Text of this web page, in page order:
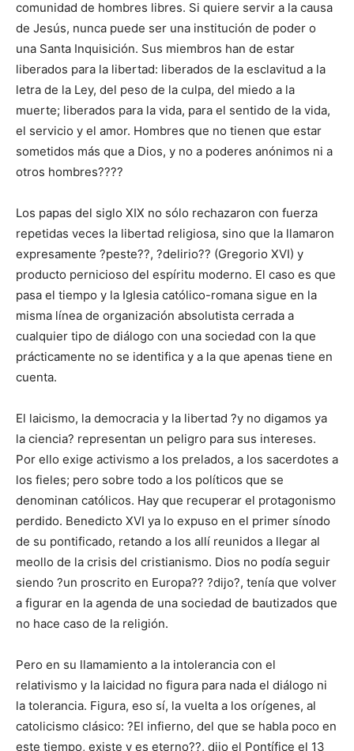
comunidad de hombres libres. Si quiere servir a la causa
de Jesús, nunca puede ser una institución de poder o
una Santa Inquisición. Sus miembros han de estar
liberados para la libertad: liberados de la esclavitud a la
letra de la Ley, del peso de la culpa, del miedo a la
muerte; liberados para la vida, para el sentido de la vida,
el servicio y el amor. Hombres que no tienen que estar
sometidos más que a Dios, y no a poderes anónimos ni a
otros hombres????
Los papas del siglo XIX no sólo rechazaron con fuerza
repetidas veces la libertad religiosa, sino que la llamaron
expresamente ?peste??, ?delirio?? (Gregorio XVI) y
producto pernicioso del espíritu moderno. El caso es que
pasa el tiempo y la Iglesia católico-romana sigue en la
misma línea de organización absolutista cerrada a
cualquier tipo de diálogo con una sociedad con la que
prácticamente no se identifica y a la que apenas tiene en
cuenta.
El laicismo, la democracia y la libertad ?y no digamos ya
la ciencia? representan un peligro para sus intereses.
Por ello exige activismo a los prelados, a los sacerdotes a
los fieles; pero sobre todo a los políticos que se
denominan católicos. Hay que recuperar el protagonismo
perdido. Benedicto XVI ya lo expuso en el primer sínodo
de su pontificado, retando a los allí reunidos a llegar al
meollo de la crisis del cristianismo. Dios no podía seguir
siendo ?un proscrito en Europa?? ?dijo?, tenía que volver
a figurar en la agenda de una sociedad de bautizados que
no hace caso de la religión.
Pero en su llamamiento a la intolerancia con el
relativismo y la laicidad no figura para nada el diálogo ni
la tolerancia. Figura, eso sí, la vuelta a los orígenes, al
catolicismo clásico: ?El infierno, del que se habla poco en
este tiempo, existe y es eterno??, dijo el Pontífice el 13